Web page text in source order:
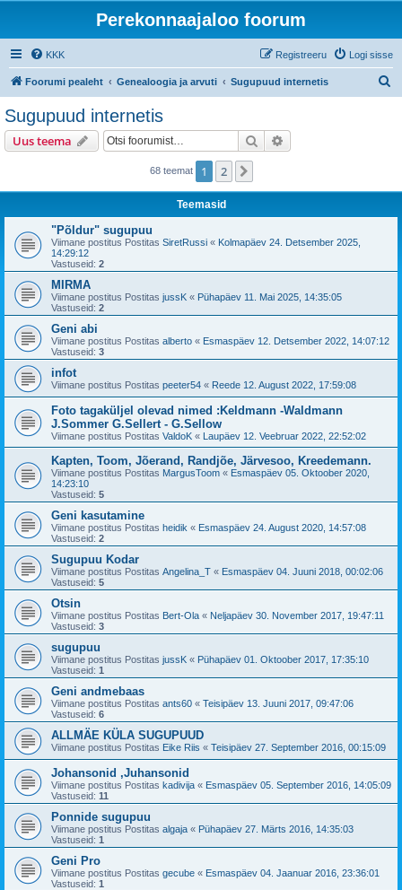
Perekonnaajaloo foorum
KKK Logi sisse
Registreeru
Foorumi pealeht Genealoogia ja arvuti Sugupuud internetis
Sugupuud internetis
Uus teema Otsi
68 teemat 1 2
Teemasid
"Põldur" sugupuu
Viimane postitus Postitas SiretRussi « Kolmapäev 24. Detsember 2025,
14:29:12
Vastuseid: 2
MIRMA
Viimane postitus Postitas jussK « Pühapäev 11. Mai 2025, 14:35:05
Vastuseid: 2
Geni abi
Viimane postitus Postitas alberto « Esmaspäev 12. Detsember 2022, 14:07:12
Vastuseid: 3
infot
Viimane postitus Postitas peeter54 « Reede 12. August 2022, 17:59:08
Foto tagaküljel olevad nimed :Keldmann -Waldmann
J.Sommer G.Sellert - G.Sellow
Viimane postitus Postitas ValdoK « Laupäev 12. Veebruar 2022, 22:52:02
Kapten, Toom, Jõerand, Randjõe, Järvesoo, Kreedemann.
Viimane postitus Postitas MargusToom « Esmaspäev 05. Oktoober 2020,
14:23:10
Vastuseid: 5
Geni kasutamine
Viimane postitus Postitas heidik « Esmaspäev 24. August 2020, 14:57:08
Vastuseid: 2
Sugupuu Kodar
Viimane postitus Postitas Angelina_T « Esmaspäev 04. Juuni 2018, 00:02:06
Vastuseid: 5
Otsin
Viimane postitus Postitas Bert-Ola « Neljapäev 30. November 2017, 19:47:11
Vastuseid: 3
sugupuu
Viimane postitus Postitas jussK « Pühapäev 01. Oktoober 2017, 17:35:10
Vastuseid: 1
Geni andmebaas
Viimane postitus Postitas ants60 « Teisipäev 13. Juuni 2017, 09:47:06
Vastuseid: 6
ALLMÄE KÜLA SUGUPUUD
Viimane postitus Postitas Eike Riis « Teisipäev 27. September 2016, 00:15:09
Johansonid ,Juhansonid
Viimane postitus Postitas kadivija « Esmaspäev 05. September 2016, 14:05:09
Vastuseid: 11
Ponnide sugupuu
Viimane postitus Postitas algaja « Pühapäev 27. Märts 2016, 14:35:03
Vastuseid: 1
Geni Pro
Viimane postitus Postitas gecube « Esmaspäev 04. Jaanuar 2016, 23:36:01
Vastuseid: 1